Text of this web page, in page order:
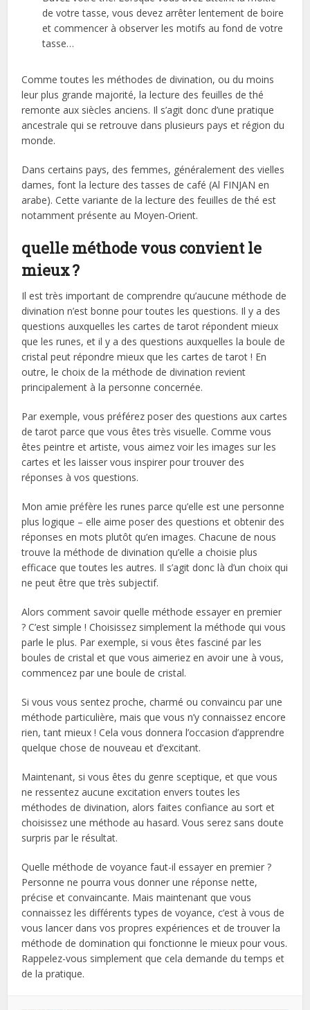
de votre tasse, vous devez arrêter lentement de boire
et commencer à observer les motifs au fond de votre
tasse…
Comme toutes les méthodes de divination, ou du moins
leur plus grande majorité, la lecture des feuilles de thé
remonte aux siècles anciens. Il s’agit donc d’une pratique
ancestrale qui se retrouve dans plusieurs pays et région du
monde.
Dans certains pays, des femmes, généralement des vielles
dames, font la lecture des tasses de café (Al FINJAN en
arabe). Cette variante de la lecture des feuilles de thé est
notamment présente au Moyen-Orient.
quelle méthode vous convient le
mieux ?
Il est très important de comprendre qu’aucune méthode de
divination n’est bonne pour toutes les questions. Il y a des
questions auxquelles les cartes de tarot répondent mieux
que les runes, et il y a des questions auxquelles la boule de
cristal peut répondre mieux que les cartes de tarot ! En
outre, le choix de la méthode de divination revient
principalement à la personne concernée.
Par exemple, vous préférez poser des questions aux cartes
de tarot parce que vous êtes très visuelle. Comme vous
êtes peintre et artiste, vous aimez voir les images sur les
cartes et les laisser vous inspirer pour trouver des
réponses à vos questions.
Mon amie préfère les runes parce qu’elle est une personne
plus logique – elle aime poser des questions et obtenir des
réponses en mots plutôt qu’en images. Chacune de nous
trouve la méthode de divination qu’elle a choisie plus
efficace que toutes les autres. Il s’agit donc là d’un choix qui
ne peut être que très subjectif.
Alors comment savoir quelle méthode essayer en premier
? C’est simple ! Choisissez simplement la méthode qui vous
parle le plus. Par exemple, si vous êtes fasciné par les
boules de cristal et que vous aimeriez en avoir une à vous,
commencez par une boule de cristal.
Si vous vous sentez proche, charmé ou convaincu par une
méthode particulière, mais que vous n’y connaissez encore
rien, tant mieux ! Cela vous donnera l’occasion d’apprendre
quelque chose de nouveau et d’excitant.
Maintenant, si vous êtes du genre sceptique, et que vous
ne ressentez aucune excitation envers toutes les
méthodes de divination, alors faites confiance au sort et
choisissez une méthode au hasard. Vous serez sans doute
surpris par le résultat.
Quelle méthode de voyance faut-il essayer en premier ?
Personne ne pourra vous donner une réponse nette,
précise et convaincante. Mais maintenant que vous
connaissez les différents types de voyance, c’est à vous de
vous lancer dans vos propres expériences et de trouver la
méthode de domination qui fonctionne le mieux pour vous.
Rappelez-vous simplement que cela demande du temps et
de la pratique.